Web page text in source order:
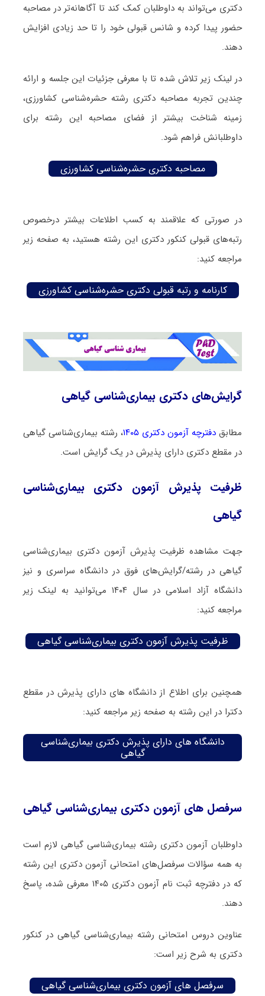
دکتری می‌تواند به داوطلبان کمک کند تا آگاهانه‌تر در مصاحبه
حضور پیدا کرده و شانس قبولی خود را تا حد زیادی افزایش
دهند.
در لینک زیر تلاش شده تا با معرفی جزئیات این جلسه و ارائه
چندین تجربه مصاحبه دکتری رشته حشره‌شناسی کشاورزی،
زمینه شناخت بیشتر از فضای مصاحبه این رشته برای
داوطلبانش فراهم شود.
مصاحبه دکتری حشره‌شناسی کشاورزی
در صورتی که علاقمند به کسب اطلاعات بیشتر درخصوص
رتبه‌های قبولی کنکور دکتری این رشته هستید، به صفحه زیر
مراجعه کنید:
کارنامه و رتبه قبولی دکتری حشره‌شناسی کشاورزی
گرایش‌های دکتری بیماری‌شناسی گیاهی
مطابق دفترچه آزمون دکتری ۱۴۰۵
، رشته بیماری‌شناسی گیاهی
در مقطع دکتری دارای پذیرش در یک گرایش است.
ظرفیت پذیرش آزمون دکتری بیماری‌شناسی
گیاهی
جهت مشاهده ظرفیت پذیرش آزمون دکتری بیماری‌شناسی
گیاهی در رشته/گرایش‌های فوق در دانشگاه سراسری و نیز
دانشگاه آزاد اسلامی در سال ۱۴۰۴ می‌توانید به لینک زیر
مراجعه کنید:
ظرفیت پذیرش آزمون دکتری بیماری‌شناسی گیاهی
همچنین برای اطلاع از دانشگاه های دارای پذیرش در مقطع
دکترا در این رشته به صفحه زیر مراجعه کنید:
دانشگاه های دارای پذیرش دکتری بیماری‌شناسی
گیاهی
سرفصل های آزمون دکتری بیماری‌شناسی گیاهی
داوطلبان آزمون دکتری رشته بیماری‌شناسی گیاهی لازم است
به همه سؤالات سرفصل‌های امتحانی آزمون دکتری این رشته
که در دفترچه‌ ثبت نام آزمون دکتری ۱۴۰۵ معرفی شده، پاسخ
دهند.
عناوین دروس امتحانی رشته بیماری‌شناسی گیاهی در کنکور
دکتری به شرح زیر است:
سرفصل های آزمون دکتری بیماری‌شناسی گیاهی